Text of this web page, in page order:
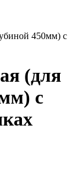
450мм) с
(для
с